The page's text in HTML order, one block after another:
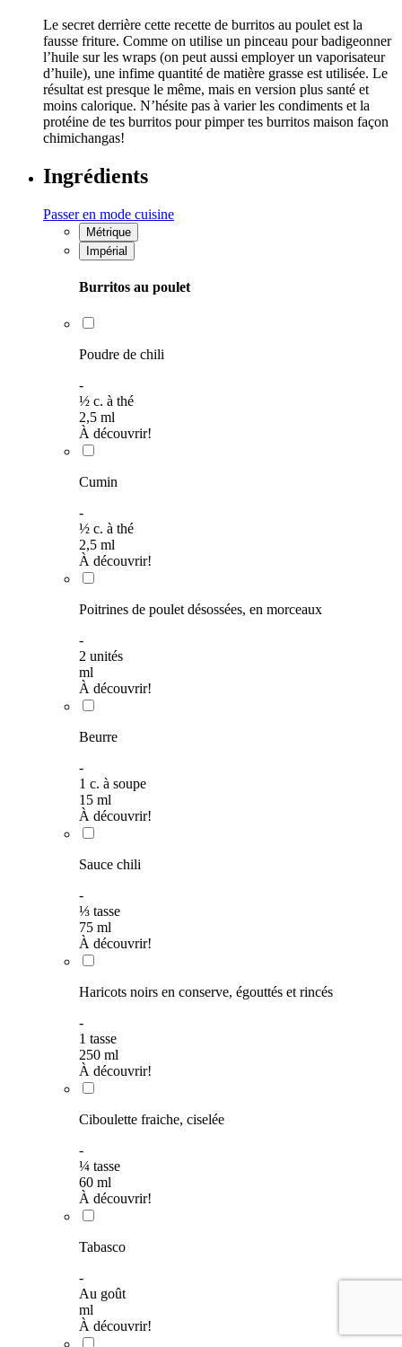
Le secret derrière cette recette de burritos au poulet est la
fausse friture. Comme on utilise un pinceau pour badigeonner
l’huile sur les wraps (on peut aussi employer un vaporisateur
d’huile), une infime quantité de matière grasse est utilisée. Le
résultat est presque le même, mais en version plus santé et
moins calorique. N’hésite pas à varier les condiments et la
protéine de tes burritos pour pimper tes burritos maison façon
chimichangas!
Ingrédients
Passer en mode cuisine
Métrique
Impérial
Burritos au poulet
Poudre de chili
-
½ c. à thé
2,5 ml
À découvrir!
Cumin
-
½ c. à thé
2,5 ml
À découvrir!
Poitrines de poulet désossées, en morceaux
-
2 unités
ml
À découvrir!
Beurre
-
1 c. à soupe
15 ml
À découvrir!
Sauce chili
-
⅓ tasse
75 ml
À découvrir!
Haricots noirs en conserve, égouttés et rincés
-
1 tasse
250 ml
À découvrir!
Ciboulette fraiche, ciselée
-
¼ tasse
60 ml
À découvrir!
Tabasco
-
Au goût
ml
À découvrir!